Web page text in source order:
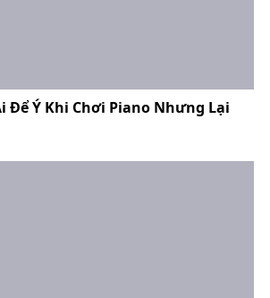
Ý Khi Chơi Piano Nhưng Lại